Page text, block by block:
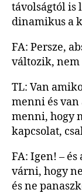
távolságtól is
dinamikus a
FA: Persze,
változik, nem
TL: Van
menni és
menni, hogy
kapcsolat,
FA: Igen! –
várni, hogy
és ne